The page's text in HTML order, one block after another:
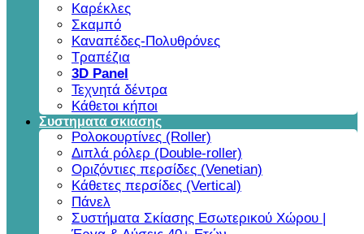
Καρέκλες
Σκαμπό
Καναπέδες-Πολυθρόνες
Τραπέζια
3D Panel
Τεχνητά δέντρα
Κάθετοι κήποι
Συστηματα σκιασης
Ρολοκουρτίνες (Roller)
Διπλά ρόλερ (Double-roller)
Οριζόντιες περσίδες (Venetian)
Κάθετες περσίδες (Vertical)
Πάνελ
Συστήματα Σκίασης Εσωτερικού Χώρου |